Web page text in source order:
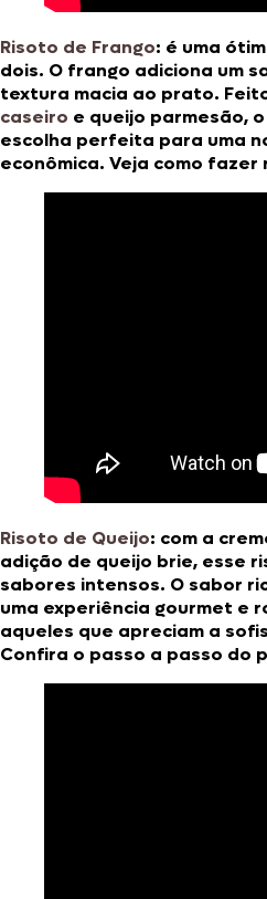
Risoto de Frango: é uma
dois. O frango adiciona um
textura macia ao prato.
caseiro e queijo parmesão,
escolha perfeita para uma
econômica. Veja como
Risoto de Queijo: com a
adição de queijo brie, esse
sabores intensos. O sabor
uma experiência gourmet e
aqueles que apreciam a
Confira o passo a passo do